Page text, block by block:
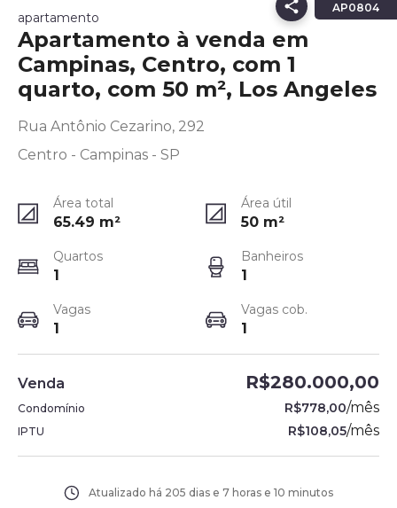
AP0804
apartamento
Apartamento à venda em
Campinas, Centro, com 1
quarto, com 50 m², Los Angeles
Rua Antônio Cezarino, 292
Centro - Campinas - SP
Área total
65.49 m²
Área útil
50 m²
Quartos
1
Banheiros
1
Vagas
1
Vagas cob.
1
Venda R$280.000,00
Condomínio R$778,00/mês
IPTU R$108,05/mês
Atualizado há 205 dias e 7 horas e 10 minutos